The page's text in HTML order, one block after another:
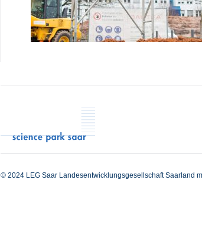
© 2024 LEG Saar Landesentwicklungsgesellschaft Saarland